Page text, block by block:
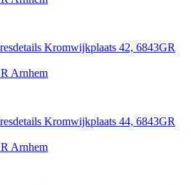
Kromwijkplaats 42, 6843GR
Arnhem
Kromwijkplaats 44, 6843GR
Arnhem